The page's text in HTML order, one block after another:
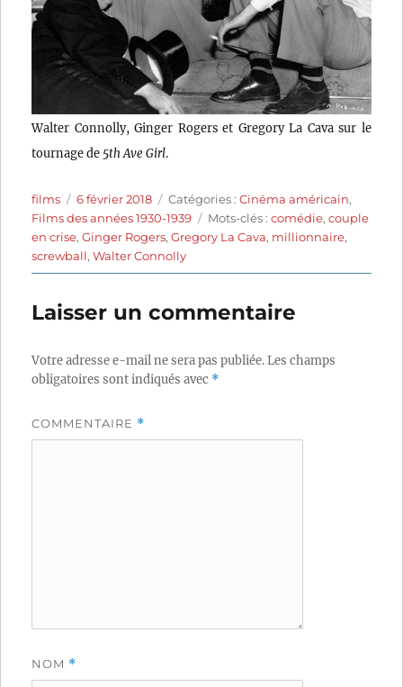
Walter Connolly, Ginger Rogers et Gregory La Cava sur le
tournage de 5th Ave Girl.
Auteur
films
Publié
le
6 février 2018 Catégories
Catégories :Cinéma américain,
Films des années 1930-1939
Étiquettes
Mots-clés :comédie,couple
en crise,Ginger Rogers,Gregory La Cava, millionnaire,
screwball,Walter Connolly
Laisser un commentaire
Votre adresse e-mail ne sera pas publiée.Les champs
obligatoires sont indiqués avec *
COMMENTAIRE *
NOM *